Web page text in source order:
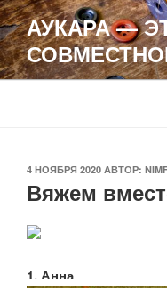
Перейти
к
содержимому
АУКАРА —
ОПУБЛИКОВАНО
4 НОЯБРЯ 2020 АВТОР:
Вяжем
1. Анна